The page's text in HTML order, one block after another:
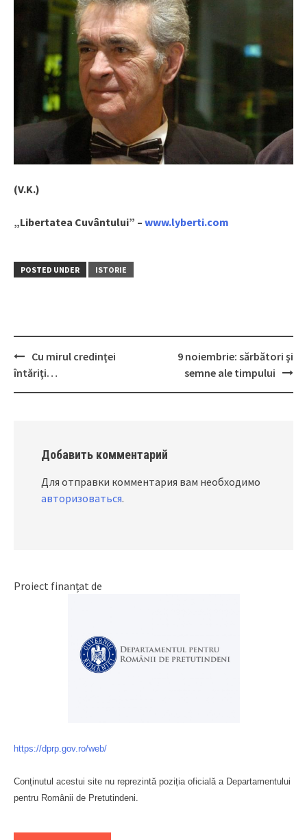
(V.K.)
„Libertatea Cuvântului” – www.lyberti.com
POSTED UNDER ISTORIE
Post
navigation
Cu mirul credinţei
întăriţi…
9 noiembrie: sărbători şi
semne ale timpului
Добавить комментарий
Для отправки комментария вам необходимо
авторизоваться.
Proiect finanțat de
https://dprp.gov.ro/web/
Conținutul acestui site nu reprezintă poziția oficială a Departamentului
pentru Românii de Pretutindeni.